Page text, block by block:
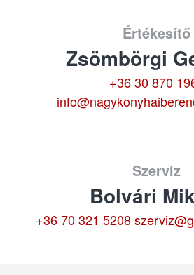
Értékesítő
Zsömbörgi
+36 30 870
Szerviz
Bolvári
+36 70 321 5208